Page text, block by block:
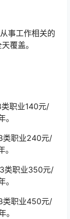
事工作相关的
覆盖。
职业140元/
类职业240元/
类职业350元/
类职业450元/